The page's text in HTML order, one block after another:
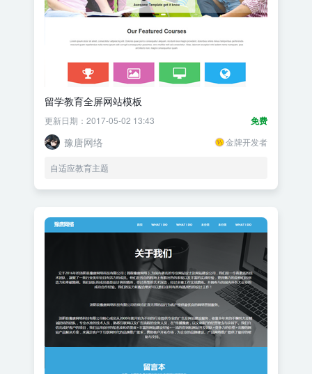
留学教育全屏网站模板
免费
更新日期：2017-05-02 13:43
豫唐网络 金牌开发者
自适应教育主题